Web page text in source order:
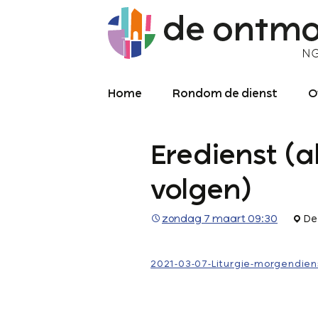
Home Rondom de dienst
Meekijken/luisteren
Over de kerkdienst
Archief liturgie
Eredienst
volgen)
zondag 7 maart 09:30
2021-03-07-Liturgie-